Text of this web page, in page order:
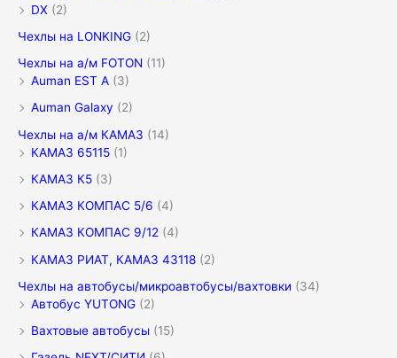
DX (2)
Чехлы на LONKING (2)
Чехлы на а/м FOTON (11)
Auman EST A (3)
Auman Galaxy (2)
Чехлы на а/м КАМАЗ (14)
КАМАЗ 65115 (1)
КАМАЗ К5 (3)
КАМАЗ КОМПАС 5/6 (4)
КАМАЗ КОМПАС 9/12 (4)
КАМАЗ РИАТ, КАМАЗ 43118 (2)
Чехлы на автобусы/микроавтобусы/вахтовки (34)
Автобус YUTONG (2)
Вахтовые автобусы (15)